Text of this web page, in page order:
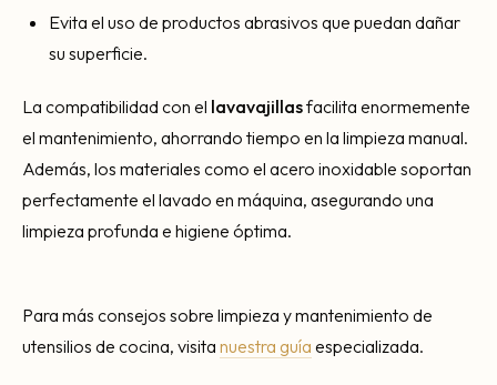
Evita el uso de productos abrasivos que puedan dañar
su superficie.
La compatibilidad con el lavavajillasfacilita enormemente
el mantenimiento, ahorrando tiempo en la limpieza manual.
Además, los materiales como el acero inoxidable soportan
perfectamente el lavado en máquina, asegurando una
limpieza profunda e higiene óptima.
Para más consejos sobre limpieza y mantenimiento de
utensilios de cocina, visita nuestra guía especializada.